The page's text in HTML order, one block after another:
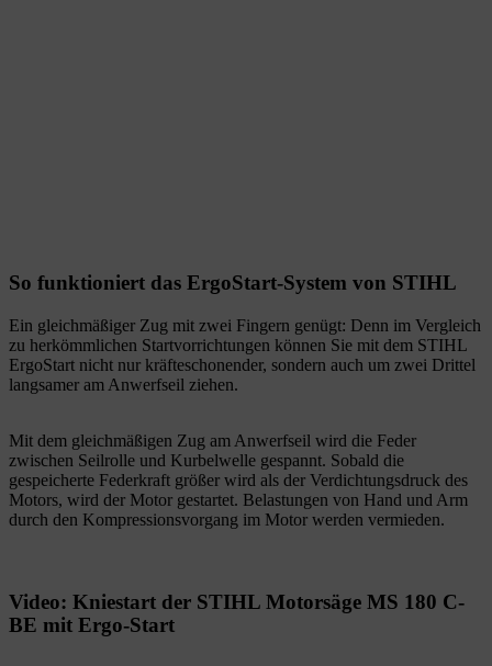
So funktioniert das ErgoStart-System von STIHL
Ein gleichmäßiger Zug mit zwei Fingern genügt: Denn im Vergleich
zu herkömmlichen Startvorrichtungen können Sie mit dem STIHL
ErgoStart nicht nur kräfteschonender, sondern auch um zwei Drittel
langsamer am Anwerfseil ziehen.
Mit dem gleichmäßigen Zug am Anwerfseil wird die Feder
zwischen Seilrolle und Kurbelwelle gespannt. Sobald die
gespeicherte Federkraft größer wird als der Verdichtungsdruck des
Motors, wird der Motor gestartet. Belastungen von Hand und Arm
durch den Kompressionsvorgang im Motor werden vermieden.
Video: Kniestart der STIHL Motorsäge MS 180 C-
BE mit Ergo-Start